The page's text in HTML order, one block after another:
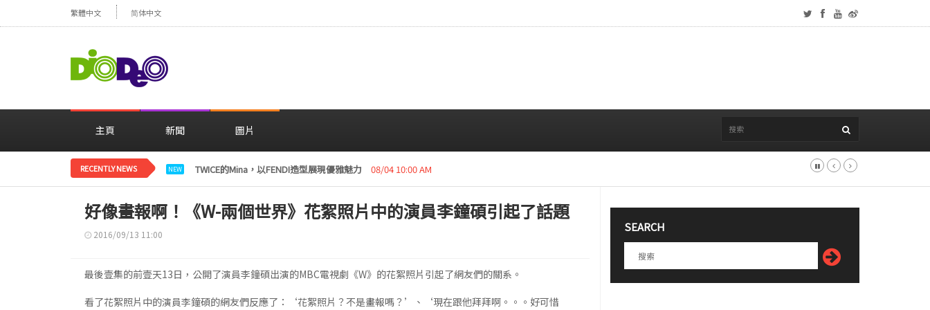
繁體中文 简体中文
主頁 新聞 圖片
RECENTLY NEWS NEW YUHZ，活動一結束就展開高強度行程……為了粉絲驚喜變身成咖啡師
好像畫報啊！《W-兩個世界》花絮照片中的演員李鐘碩引起了話題
2016/09/13 11:00
最後壹集的前壹天13日，公開了演員李鐘碩出演的MBC電視劇《W》的花絮照片引起了網友們的關系。
看了花絮照片中的演員李鐘碩的網友們反應了：‘花絮照片？不是畫報嗎？’、‘現在跟他拜拜啊。。。好可惜
SEARCH